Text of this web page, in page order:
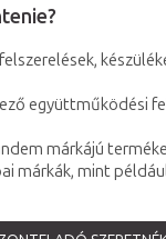
együttműködési
márkájú
márkák, mint